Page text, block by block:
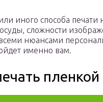
иного способа
сложности
нюансами
именно вам.
пленкой